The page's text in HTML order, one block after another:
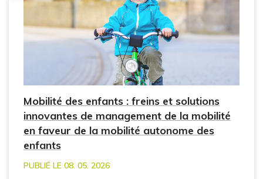
Mobilité des enfants : freins et solutions
innovantes de management de la mobilité
en faveur de la mobilité autonome des
enfants
PUBLIÉ LE 08. 05. 2026